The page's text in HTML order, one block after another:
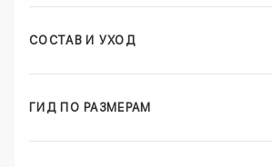
СОСТАВ И УХОД
ГИД ПО РАЗМЕРАМ